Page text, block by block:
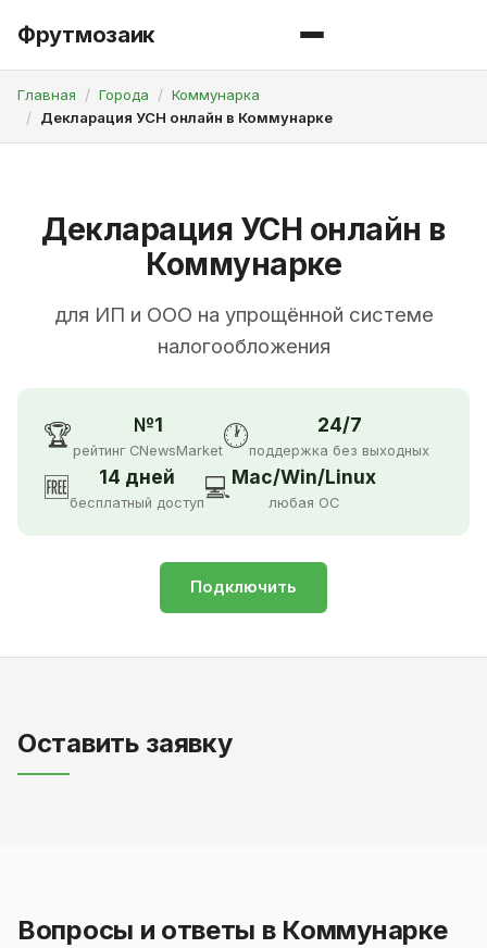
Фрутмозаик
Главная Города
Коммунарка
Декларация УСН онлайн в Коммунарке
Декларация УСН онлайн в
Коммунарке
для ИП и ООО на упрощённой системе
налогообложения
🏆 №1
рейтинг CNewsMarket🕐 24/7
поддержка без выходных
🆓 14 дней
бесплатный доступ💻Mac/Win/Linux
любая ОС
Подключить
Оставить заявку
Вопросы и ответы в Коммунарке